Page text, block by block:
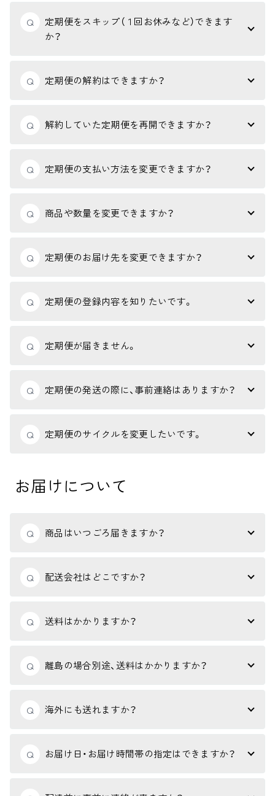
Q
定期便をスキップ（１回お休みなど）できます
か？
Q 定期便の解約はできますか？
Q 解約していた定期便を再開できますか？
Q 定期便の支払い方法を変更できますか？
Q 商品や数量を変更できますか？
Q 定期便のお届け先を変更できますか？
Q 定期便の登録内容を知りたいです。
Q 定期便が届きません。
Q 定期便の発送の際に、事前連絡はありますか？
Q 定期便のサイクルを変更したいです。
お届けについて
Q 商品はいつごろ届きますか？
Q 配送会社はどこですか？
Q 送料はかかりますか？
Q 離島の場合別途、送料はかかりますか？
Q 海外にも送れますか？
Q お届け日・お届け時間帯の指定はできますか？